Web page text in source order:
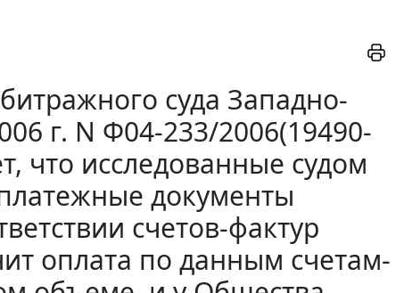
суда Западно-
г. N Ф04-233/2006(19490-
что исследованные судом
документы
счетов-фактур
оплата по данным счетам-